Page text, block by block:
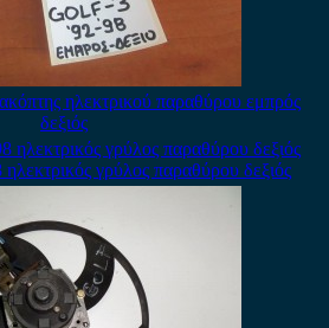
ηλεκτρικού παραθύρου εμπρός
δεξιός
γρύλος παραθύρου δεξιός